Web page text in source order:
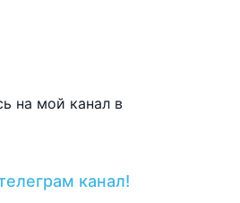
на мой канал в
канал!